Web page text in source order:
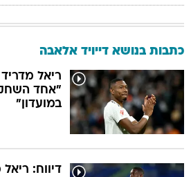
כתבות בנושא דייויד אלאבה
ריאל
"אחד
במועדון"
דיווח: